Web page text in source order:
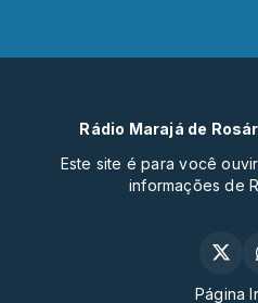
Rádio Marajá de
Este site é para você
informações de
Página